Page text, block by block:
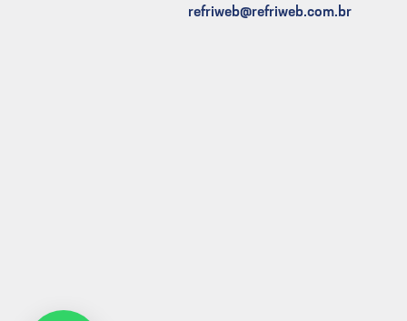
refriweb@refriweb.com.br